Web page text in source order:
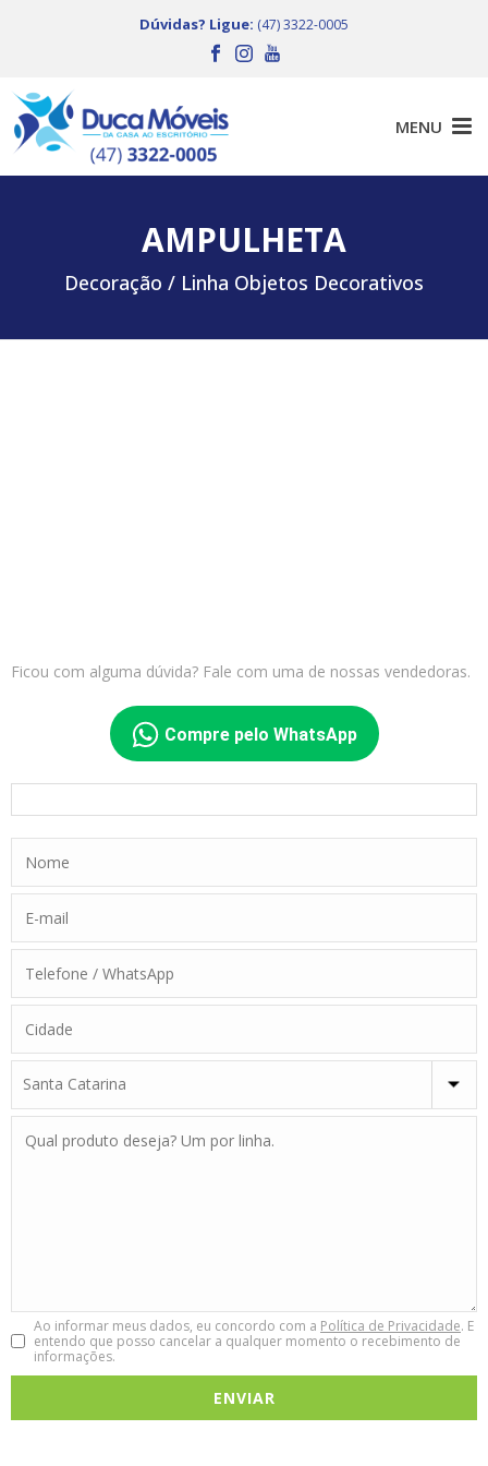
Dúvidas? Ligue: (47) 3322-0005
AMPULHETA
Decoração / Linha Objetos Decorativos
Ficou com alguma dúvida? Fale com uma de nossas vendedoras.
Compre pelo WhatsApp
Ao informar meus dados, eu concordo com a Política de Privacidade. E
entendo que posso cancelar a qualquer momento o recebimento de
informações.